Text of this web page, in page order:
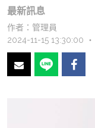
最新訊息
作者： 管理員
2024-11-15 13:30:00